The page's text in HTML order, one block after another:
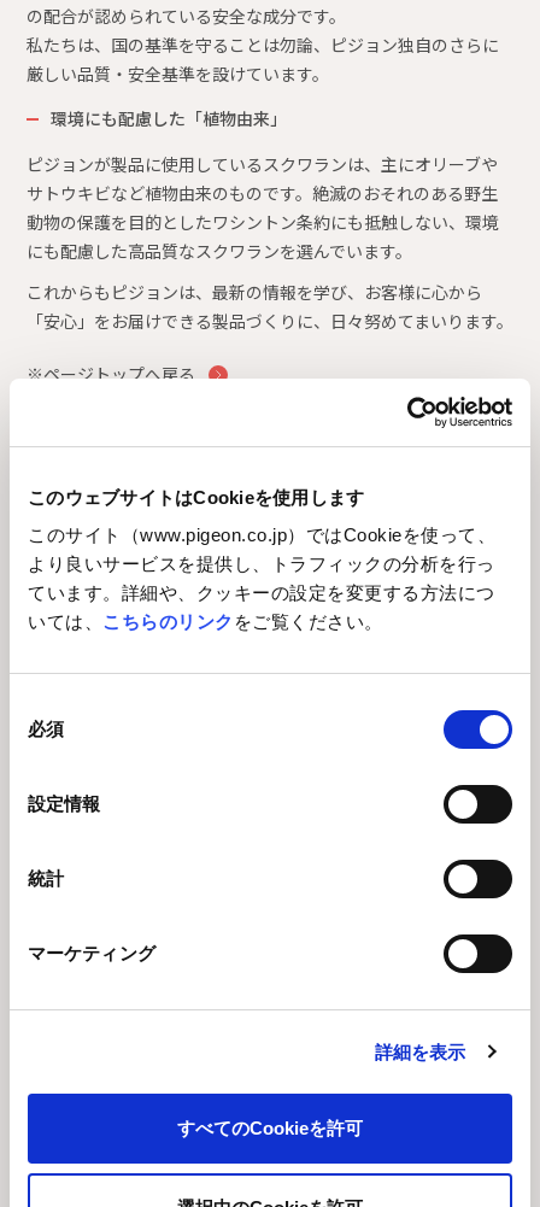
このウェブサイトはCookieを使用します
このサイト（www.pigeon.co.jp）ではCookieを使って、
より良いサービスを提供し、トラフィックの分析を行っ
ています。詳細や、クッキーの設定を変更する方法につ
いては、 こちらのリンク をご覧ください。
必須
設定情報
統計
マーケティング
詳細を表示
すべてのCookieを許可
の配合が認められている安全な成分です。
私たちは、国の基準を守ることは勿論、ピジョン独自のさらに
厳しい品質・安全基準を設けています。
環境にも配慮した「植物由来」
ピジョンが製品に使用しているスクワランは、主にオリーブや
サトウキビなど植物由来のものです。絶滅のおそれのある野生
動物の保護を目的としたワシントン条約にも抵触しない、環境
にも配慮した高品質なスクワランを選んでいます。
これからもピジョンは、最新の情報を学び、お客様に心から
「安心」をお届けできる製品づくりに、日々努めてまいります。
※ページトップへ戻る
タルク
タルクは、天然の鉱物（滑石）を細かく精製して作られる、と
てもなめらかな白い粉末です。
・肌触りサラサラ：ベビーパウダーなどに配合すると、肌にすべ
・汗や皮脂を吸着：余分な汗や皮脂を吸収して、肌を清潔でサ
・ムラなく均一に：製品が肌の上でムラなく広がり、きれいに仕
化粧品だけでなく、紙やプラスチック、医薬品など、実は私たち
の身の回りにある様々な製品で使用されている、とても身近な
ピジョンが使用するタルクは「アスベスト不使用」です
タルクは天然の鉱物であるため、稀にアスベスト（石綿）とい
ん、独自のさらに厳しい品質・安全基準を設け、原料選びを行
タルクを配合する製品には、必ずアスベスト検査を実施し、安
全性が確認された原料のみを使用しています。